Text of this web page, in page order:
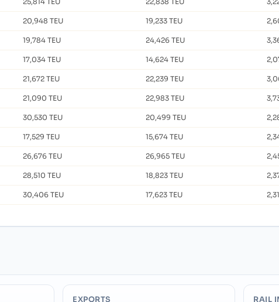
20,948 TEU 19,233 TEU
19,784 TEU 24,426 TEU
17,034 TEU 14,624 TEU
21,672 TEU 22,239 TEU
21,090 TEU 22,983 TEU
30,530 TEU 20,499 TEU
17,529 TEU 15,674 TEU
26,676 TEU 26,965 TEU
28,510 TEU 18,823 TEU
30,406 TEU 17,623 TEU
EXPORTS RAIL